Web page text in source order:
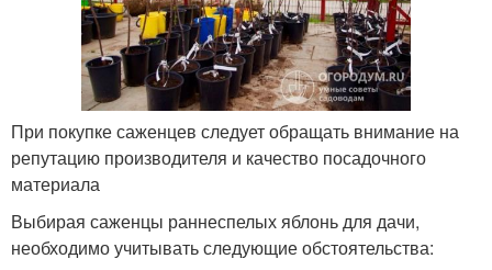
При покупке саженцев следует обращать внимание на
репутацию производителя и качество посадочного
материала
Выбирая саженцы раннеспелых яблонь для дачи,
необходимо учитывать следующие обстоятельства: